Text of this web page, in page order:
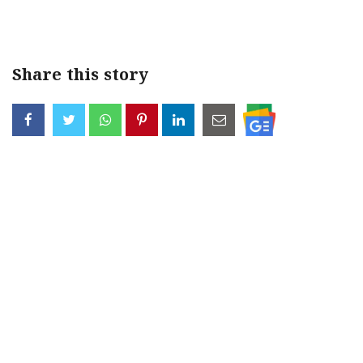
Share this story